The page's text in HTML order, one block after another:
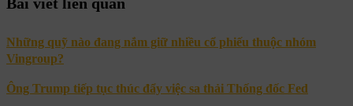
Những quỹ nào đang nắm giữ nhiều cổ phiếu thuộc nhóm
Vingroup?
Ông Trump tiếp tục thúc đẩy việc sa thải Thống đốc Fed